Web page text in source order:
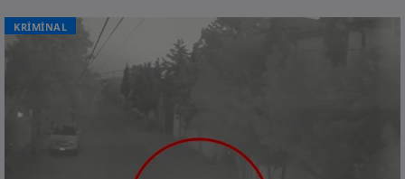
KRİMİNAL